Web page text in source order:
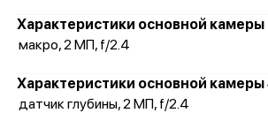
Характеристики основной камеры
макро, 2 МП, f/2.4
Характеристики основной камеры
датчик глубины, 2 МП, f/2.4